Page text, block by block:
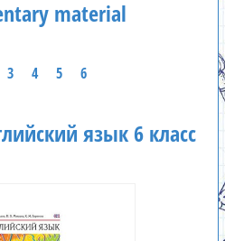
material
3 4 5 6
язык 6 класс